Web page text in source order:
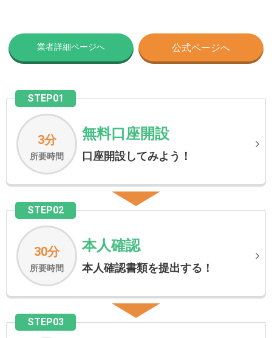
業者詳細ページへ 公式ページへ
STEP01
3分
所要時間
無料口座開設
口座開設してみよう！
STEP02
30分
所要時間
本人確認
本人確認書類を提出する！
STEP03